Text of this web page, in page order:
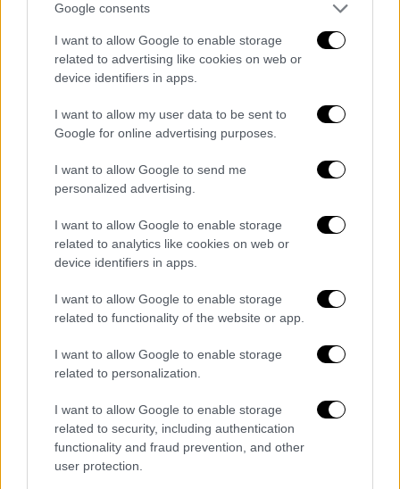
Google consents
I want to allow Google to enable storage
related to advertising like cookies on web or
device identifiers in apps.
I want to allow my user data to be sent to
Google for online advertising purposes.
I want to allow Google to send me
personalized advertising.
I want to allow Google to enable storage
related to analytics like cookies on web or
device identifiers in apps.
I want to allow Google to enable storage
related to functionality of the website or app.
I want to allow Google to enable storage
related to personalization.
I want to allow Google to enable storage
related to security, including authentication
functionality and fraud prevention, and other
user protection.
video
Όλες οι ειδήσεις
Δεύτερο «Μητσοτάκης γιοκ» από τον
Ερντογάν που προκαλεί λίγο πριν τη Σύνοδο
του ΝΑΤΟ - «Αυτή η πόρτα έκλεισε»
Ελεύθερος ο Κορκονέας για τη δολοφονία
Γρηγορόπουλου - Του χορηγήθηκε
ελαφρυντικό
Καθηγητής προειδοποιεί για υποπαραλλαγές
της Όμικρον - Παρακάμπτουν την ανοσία και